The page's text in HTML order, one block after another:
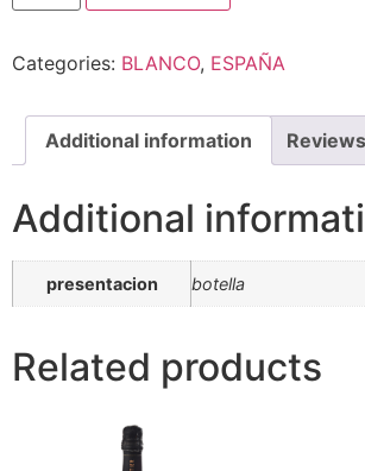
Categories: BLANCO, ESPAÑA
Additional information
Additional
presentacion botella
Related products